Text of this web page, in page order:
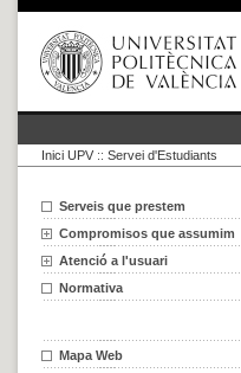
Inici UPV :: Servei d'Estudiants
Serveis que prestem
Compromisos que assumim
Atenció a l'usuari
Normativa
Mapa Web